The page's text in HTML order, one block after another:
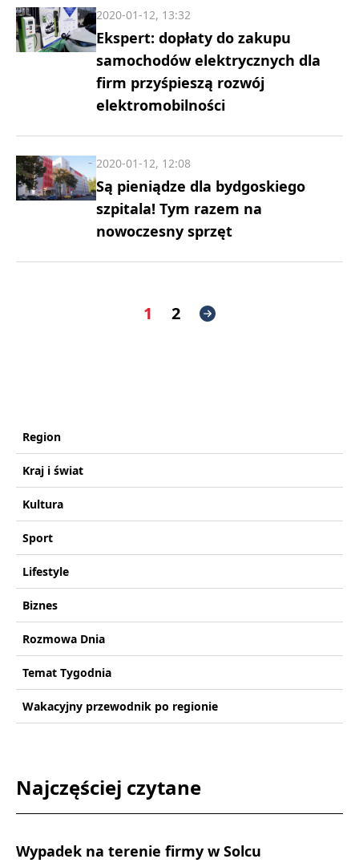
Ekspert: dopłaty do zakupu
samochodów elektrycznych dla
firm przyśpieszą rozwój
elektromobilności
2020-01-12, 13:32
Są pieniądze dla bydgoskiego
szpitala! Tym razem na
nowoczesny sprzęt
2020-01-12, 12:08
1 2
Region
Kraj i świat
Kultura
Sport
Lifestyle
Biznes
Rozmowa Dnia
Temat Tygodnia
Wakacyjny przewodnik po regionie
Najczęściej czytane
Wypadek na terenie firmy w Solcu